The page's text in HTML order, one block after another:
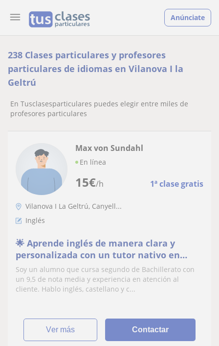
Anúnciate
238 Clases particulares y profesores
particulares de idiomas en Vilanova I la
Geltrú
En Tusclasesparticulares puedes elegir entre miles de
profesores particulares
15€/h 1ª clase gratis
Max von Sundahl
En línea
Vilanova I La Geltrú, Canyell...
Inglés
🌟 Aprende inglés de manera clara y
personalizada con un tutor nativo en
Barcelona
Soy un alumno que cursa segundo de Bachillerato con
un 9,5 de nota media y experiencia en atención al
cliente. Hablo inglés, castellano y c...
ver más Contactar